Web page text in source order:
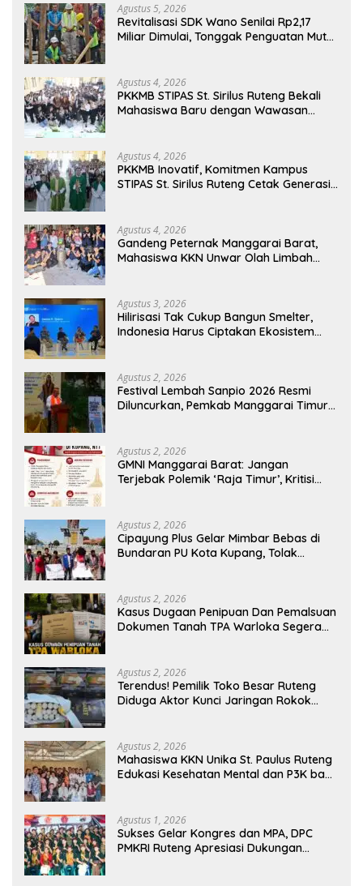
Agustus 5, 2026
Revitalisasi SDK Wano Senilai Rp2,17
Miliar Dimulai, Tonggak Penguatan Mutu
Agustus 4, 2026
PKKMB STIPAS St. Sirilus Ruteng Bekali
Mahasiswa Baru dengan Wawasan
Agustus 4, 2026
PKKMB Inovatif, Komitmen Kampus
STIPAS St. Sirilus Ruteng Cetak Generasi
Agustus 4, 2026
Gandeng Peternak Manggarai Barat,
Mahasiswa KKN Unwar Olah Limbah
Agustus 3, 2026
Hilirisasi Tak Cukup Bangun Smelter,
Indonesia Harus Ciptakan Ekosistem
Agustus 2, 2026
Festival Lembah Sanpio 2026 Resmi
Diluncurkan, Pemkab Manggarai Timur
Agustus 2, 2026
GMNI Manggarai Barat: Jangan
Terjebak Polemik ‘Raja Timur’, Kritisi
Agustus 2, 2026
Cipayung Plus Gelar Mimbar Bebas di
Bundaran PU Kota Kupang, Tolak
Agustus 2, 2026
Kasus Dugaan Penipuan Dan Pemalsuan
Dokumen Tanah TPA Warloka Segera
Memasuki Fase Krusial
Agustus 2, 2026
Terendus! Pemilik Toko Besar Ruteng
Diduga Aktor Kunci Jaringan Rokok
Agustus 2, 2026
Mahasiswa KKN Unika St. Paulus Ruteng
Edukasi Kesehatan Mental dan P3K bagi
Agustus 1, 2026
Sukses Gelar Kongres dan MPA, DPC
PMKRI Ruteng Apresiasi Dukungan